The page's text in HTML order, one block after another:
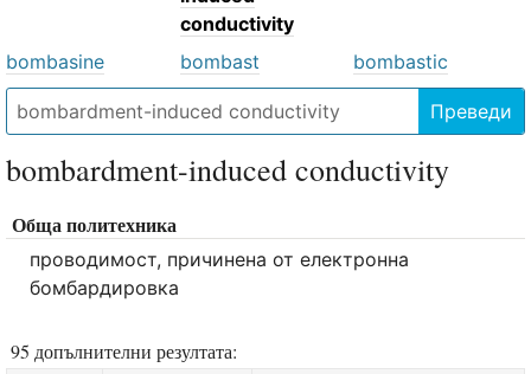
conductivity
bombasine bombast bombastic
Преведи
bombardment-induced conductivity
Обща политехника
проводимост, причинена от електронна
бомбардировка
95 допълнителни резултата: